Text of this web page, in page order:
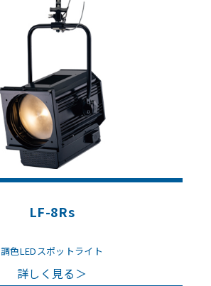
LF-8Rs
調色LEDスポットライト
詳しく見る＞